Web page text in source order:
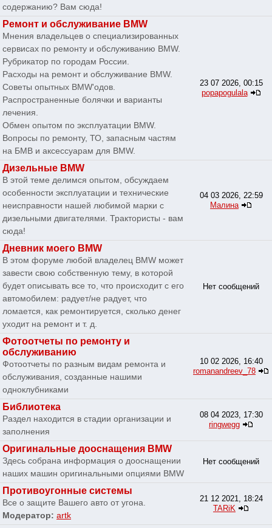
содержанию? Вам сюда!
Ремонт и обслуживание BMW
Мнения владельцев о специализированных
сервисах по ремонту и обслуживанию BMW.
Рубрикатор по городам России.
Расходы на ремонт и обслуживание BMW.
Советы опытных BMW'одов.
Распространенные болячки и варианты
лечения.
Обмен опытом по эксплуатации BMW.
Вопросы по ремонту, ТО, запасным частям
на БМВ и аксессуарам для BMW.
23 07 2026, 00:15
popapogulala
Дизельные BMW
В этой теме делимся опытом, обсуждаем
особенности эксплуатации и технические
неисправности нашей любимой марки с
дизельными двигателями. Трактористы - вам
сюда!
04 03 2026, 22:59
Малина
Дневник моего BMW
В этом форуме любой владелец BMW может
завести свою собственную тему, в которой
будет описывать все то, что происходит с его
автомобилем: радует/не радует, что
ломается, как ремонтируется, сколько денег
уходит на ремонт и т. д.
Нет сообщений
Фотоотчеты по ремонту и
обслуживанию
Фотоотчеты по разным видам ремонта и
обслуживания, созданные нашими
одноклубниками
10 02 2026, 16:40
romanandreev_78
Библиотека
Раздел находится в стадии организации и
заполнения
08 04 2023, 17:30
ringwegg
Оригинальные дооснащения BMW
Здесь собрана информация о дооснащении
наших машин оригинальными опциями BMW
Нет сообщений
Противоугонные системы
Все о защите Вашего авто от угона.
Модератор: artk
21 12 2021, 18:24
TARiK